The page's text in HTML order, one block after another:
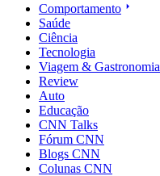
Comportamento
Saúde
Ciência
Tecnologia
Viagem & Gastronomia
Review
Auto
Educação
CNN Talks
Fórum CNN
Blogs CNN
Colunas CNN